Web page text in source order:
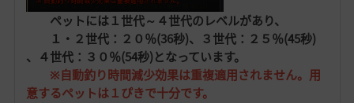
ペットには１世代～４世代のレベルがあり、
１・２世代：２０％(36秒)、３世代：２５％(45秒)
、４世代：３０％(54秒)となっています。
※自動釣り時間減少効果は重複適用されません。 用
意するペットは１ぴきで十分です。